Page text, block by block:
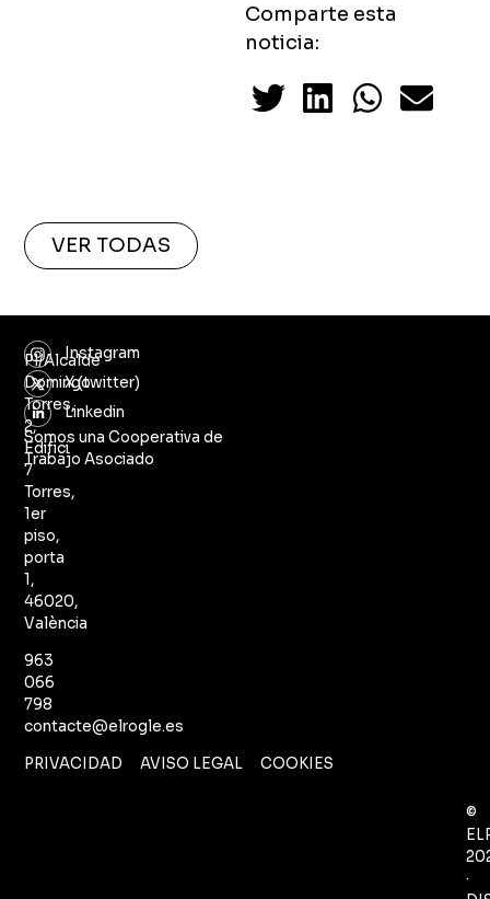
Comparte esta
noticia:
VER TODAS
Pl/Alcalde
Domingo
Torres,
2,
Edifici
7
Torres,
1er
piso,
porta
1,
46020,
València
963
066
798
contacte@elrogle.es
Instagram
X (twitter)
Linkedin
Somos una Cooperativa de
Trabajo Asociado
PRIVACIDAD AVISO LEGAL COOKIES
©
·